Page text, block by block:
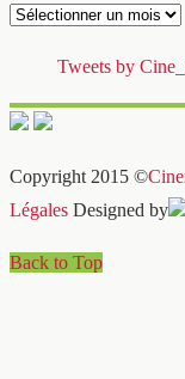
Archives
Tweets by
Copyright 2015 ©
Légales Designed by
Back to Top